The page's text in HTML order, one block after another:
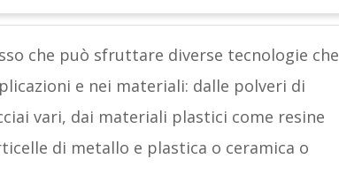
che può sfruttare diverse tecnologie che
e nei materiali: dalle polveri di
vari, dai materiali plastici come resine
di metallo e plastica o ceramica o